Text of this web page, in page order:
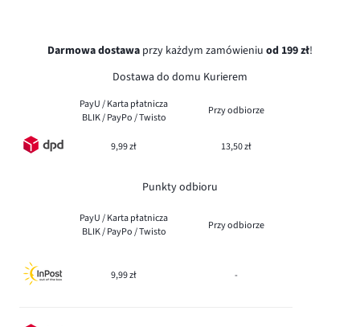
Darmowa dostawa przy każdym zamówieniu od 199 zł!
Dostawa do domu Kurierem
PayU / Karta płatnicza
BLIK / PayPo / Twisto
Przy odbiorze
9,99 zł 13,50 zł
Punkty odbioru
PayU / Karta płatnicza
BLIK / PayPo / Twisto
Przy odbiorze
9,99 zł -